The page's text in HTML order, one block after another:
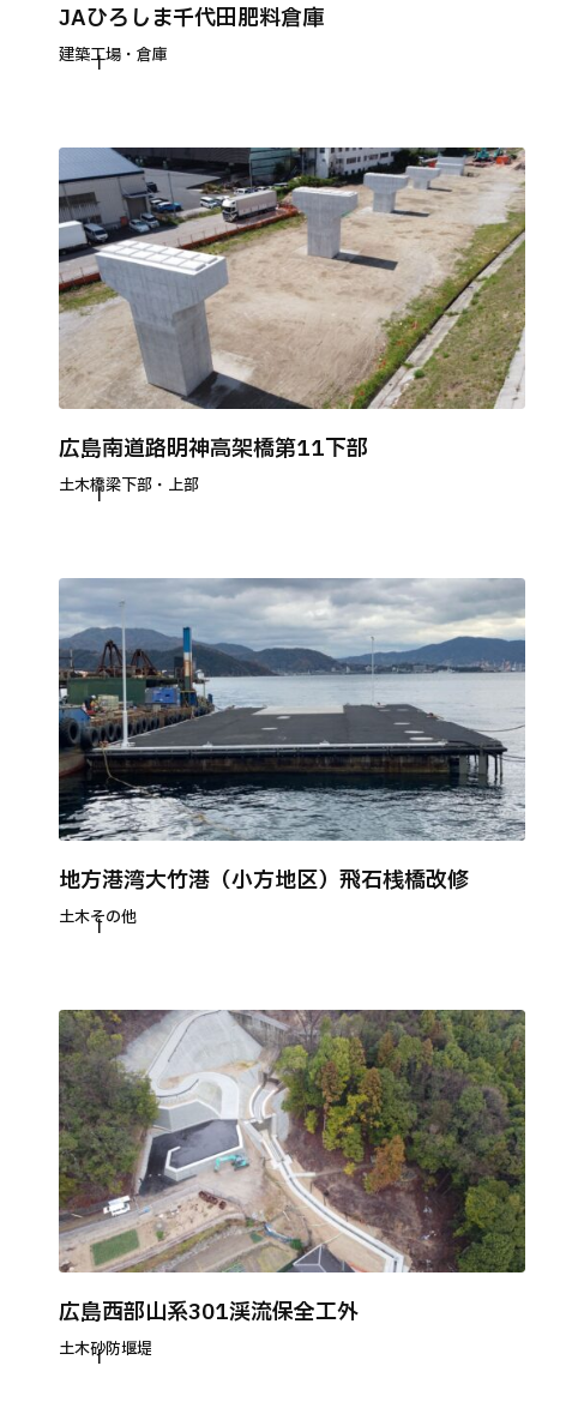
JAひろしま千代田肥料倉庫
建築工場・倉庫
広島南道路明神高架橋第11下部
土木橋梁下部・上部
地方港湾大竹港（小方地区）飛石桟橋改修
土木その他
広島西部山系301渓流保全工外
土木砂防堰堤